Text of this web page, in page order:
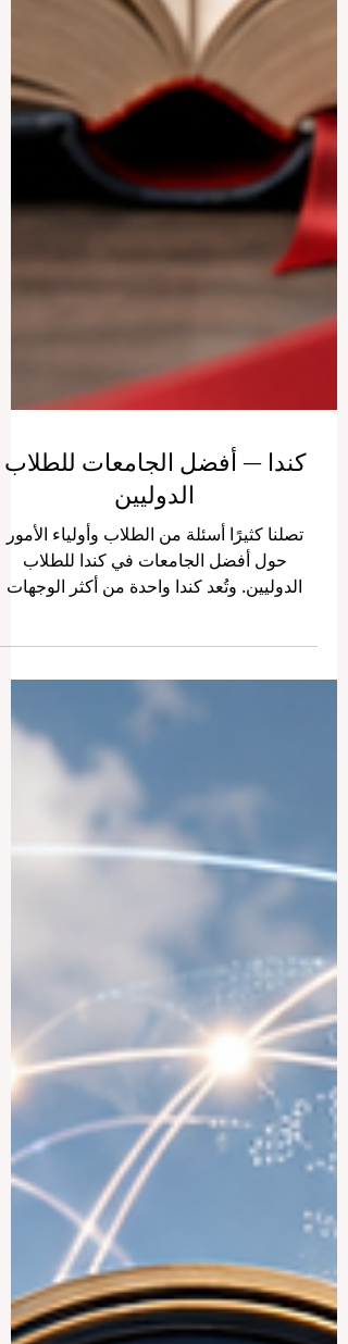
كندا — أفضل الجامعات للطلاب
الدوليين
تصلنا كثيرًا أسئلة من الطلاب وأولياء الأمور
المرحبة بالطلاب القادمين من مختلف الدول.
بالنسبة للطلاب العرب، قد تكون الدراسة في
كندا تجربة مميزة جدًا. فهي لا تمنح الطالب
شهادة جامعية فقط، بل تساعده أيضًا على
تطوير اللغة الإنجليزية أو الفرنسية، وبناء
شخصية مستقلة، والتعرف على ثقافات
متعددة، والاستعداد لمستقبل مهني أ